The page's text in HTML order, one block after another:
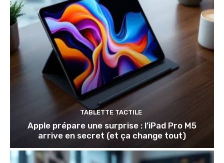
TABLETTE TACTILE
Apple prépare une surprise : l’iPad Pro M5
arrive en secret (et ça change tout)